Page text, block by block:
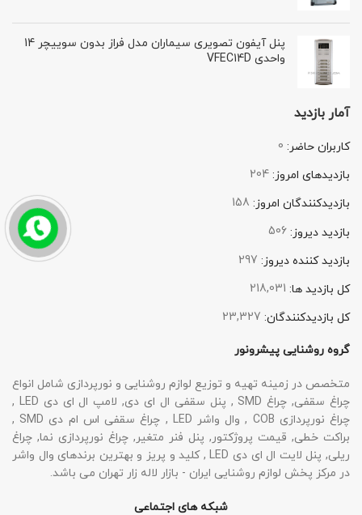
پنل آیفون تصویری سیماران مدل فراز بدون سوییچر 14
واحدی VFEC14D
آمار بازدید
کاربران حاضر: 0
بازدیدهای امروز: 204
بازدیدکنندگان امروز: 158
بازدید دیروز: 506
بازدید کننده دیروز: 297
کل بازدید ها: 218,031
کل بازدیدکنند‌گان: 23,327
گروه روشنایی پیشرونور
متخصص در زمینه تهیه و توزیع لوازم روشنایی و نورپردازی شامل انواع
چراغ سقفی, چراغ SMD , پنل سقفی ال ای دی, لامپ ال ای دی LED ,
چراغ نورپردازی COB , وال واشر LED , چراغ سقفی اس ام دی SMD ,
براکت خطی, قیمت پروژکتور, پنل فنر متغیر, چراغ نورپردازی نما, چراغ
ریلی, پنل لایت ال ای دی LED , کلید و پریز و بهترین برندهای وال واشر
در مرکز پخش لوازم روشنایی ایران - بازار لاله زار تهران می باشد.
شبکه های اجتماعی